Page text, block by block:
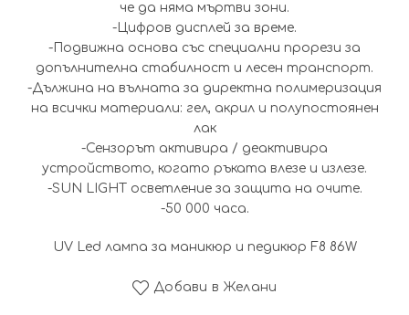
че да няма мъртви зони.
-Цифров дисплей за време.
-Подвижна основа със специални прорези за
допълнителна стабилност и лесен транспорт.
-Дължина на вълната за директна полимеризация
на всички материали: гел, акрил и полупостоянен
лак
-Сензорът активира / деактивира
устройството, когато ръката влезе и излезе.
-SUN LIGHT осветление за защита на очите.
-50 000 часа.
UV Led лампа за маникюр и педикюр F8 86W
Добави в Желани